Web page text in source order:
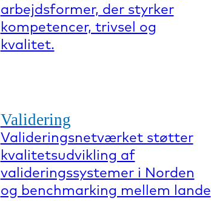
arbejdsformer, der styrker
kompetencer, trivsel og
kvalitet.
Validering
Valideringsnetværket støtter
kvalitetsudvikling af
valideringssystemer i Norden
og benchmarking mellem lande